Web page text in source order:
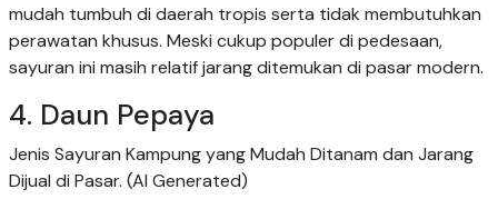
mudah tumbuh di daerah tropis serta tidak membutuhkan
perawatan khusus. Meski cukup populer di pedesaan,
sayuran ini masih relatif jarang ditemukan di pasar modern.
4. Daun Pepaya
Jenis Sayuran Kampung yang Mudah Ditanam dan Jarang
Dijual di Pasar. (AI Generated)